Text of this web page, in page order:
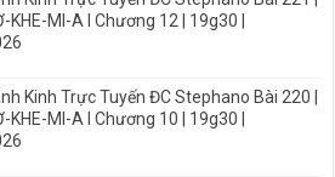
KHE-MI-A I Chương 12 | 19g30 |
Kinh Trực Tuyến ĐC Stephano Bài 220 |
KHE-MI-A I Chương 10 | 19g30 |